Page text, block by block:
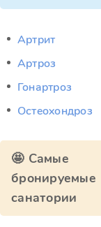
Артрит
Артроз
Гонартроз
Остеохондроз
🤩 Самые
бронируемые
санатории